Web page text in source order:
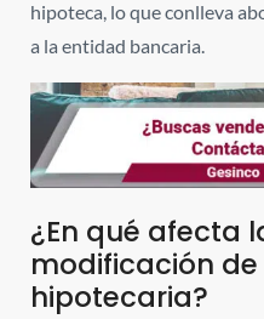
hipoteca, lo que conlleva
a la entidad bancaria.
¿En qué afecta
modificación de
hipotecaria?